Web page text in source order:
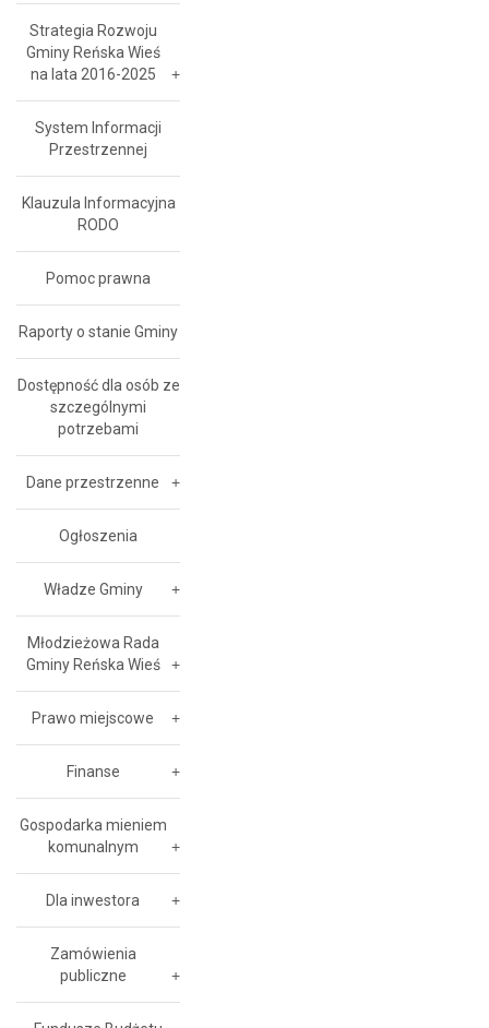
Strategia Rozwoju
Gminy Reńska Wieś
na lata 2016-2025
System Informacji
Przestrzennej
Klauzula Informacyjna
RODO
Pomoc prawna
Raporty o stanie Gminy
Dostępność dla osób ze
szczególnymi
potrzebami
Dane przestrzenne
Ogłoszenia
Władze Gminy
Młodzieżowa Rada
Gminy Reńska Wieś
Prawo miejscowe
Finanse
Gospodarka mieniem
komunalnym
Dla inwestora
Zamówienia
publiczne